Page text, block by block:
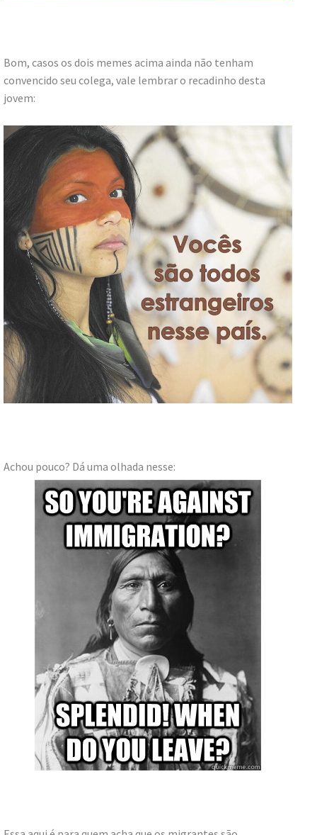
Bom, casos os dois memes acima ainda não tenham
convencido seu colega, vale lembrar o recadinho desta
jovem:
Achou pouco? Dá uma olhada nesse: